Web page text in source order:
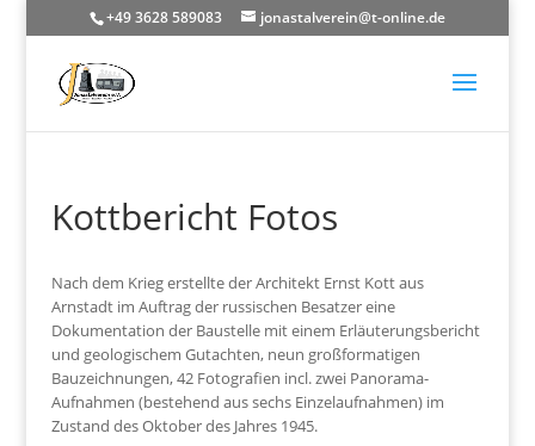
+49 3628 589083 jonastalverein@t-online.de
Kottbericht Fotos
Nach dem Krieg erstellte der Architekt Ernst Kott aus
Arnstadt im Auftrag der russischen Besatzer eine
Dokumentation der Baustelle mit einem Erläuterungsbericht
und geologischem Gutachten, neun großformatigen
Bauzeichnungen, 42 Fotografien incl. zwei Panorama-
Aufnahmen (bestehend aus sechs Einzelaufnahmen) im
Zustand des Oktober des Jahres 1945.